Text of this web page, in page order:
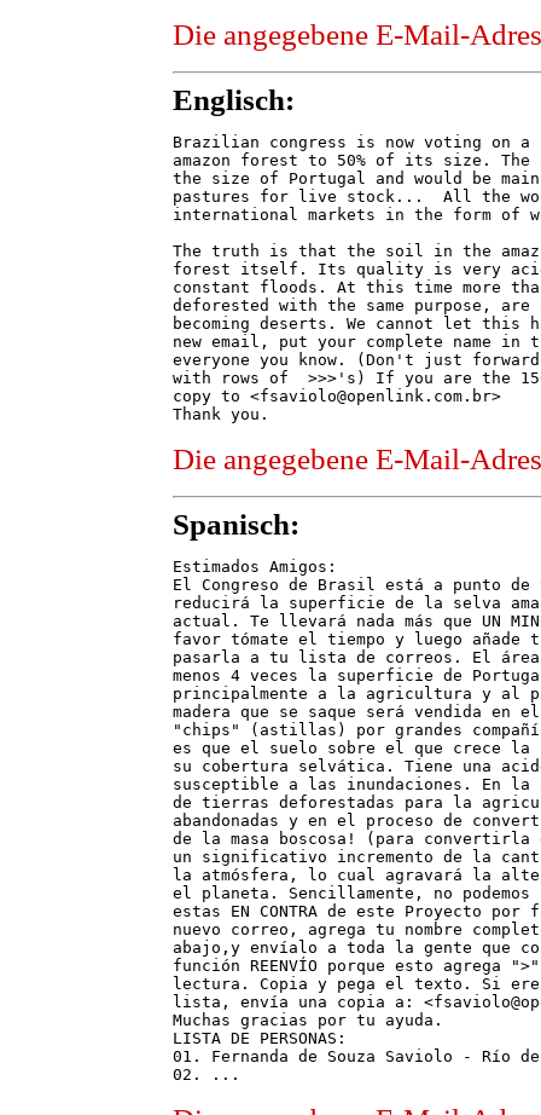
Die angegebene E-Mail-
Englisch:
Brazilian congress is now voting on
amazon forest to 50% of its size.
the size of Portugal and would be
pastures for live stock...  All the
international markets in the form of
The truth is that the soil in the
forest itself. Its quality is very
constant floods. At this time more
deforested with the same purpose, are
becoming deserts. We cannot let this
new email, put your complete name
everyone you know. (Don't just
with rows of  >>>'s) If you are the
copy to <fsaviolo@openlink.com.br>
Die angegebene E-Mail-
Spanisch:
Estimados Amigos:
El Congreso de Brasil está a punto
reducirá la superficie de la selva
actual. Te llevará nada más que UN
favor tómate el tiempo y luego añade
pasarla a tu lista de correos. El área
menos 4 veces la superficie de
principalmente a la agricultura y al
madera que se saque será vendida en
"chips" (astillas) por grandes
es que el suelo sobre el que crece
su cobertura selvática. Tiene una
susceptible a las inundaciones. En la
de tierras deforestadas para la
abandonadas y en el proceso de
de la masa boscosa! (para
un significativo incremento de la
la atmósfera, lo cual agravará la
el planeta. Sencillamente, no
estas EN CONTRA de este Proyecto
nuevo correo, agrega tu nombre
abajo,y envíalo a toda la gente que
función REENVÍO porque esto agrega
lectura. Copia y pega el texto. Si
lista, envía una copia a:
Muchas gracias por tu ayuda.
LISTA DE PERSONAS:
01. Fernanda de Souza Saviolo - Río
02. ...